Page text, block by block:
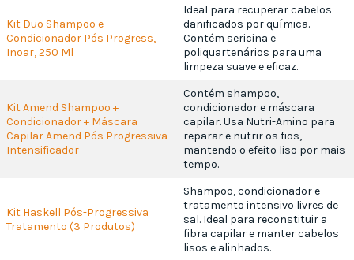
Kit Duo Shampoo e
Condicionador Pós Progress,
Inoar, 250 Ml
Ideal para recuperar cabelos
danificados por química.
Contém sericina e
poliquartenários para uma
limpeza suave e eficaz.
Kit Amend Shampoo +
Condicionador + Máscara
Capilar Amend Pós Progressiva
Intensificador
Contém shampoo,
condicionador e máscara
capilar. Usa Nutri-Amino para
reparar e nutrir os fios,
mantendo o efeito liso por mais
tempo.
Kit Haskell Pós-Progressiva
Tratamento (3 Produtos)
Shampoo, condicionador e
tratamento intensivo livres de
sal. Ideal para reconstituir a
fibra capilar e manter cabelos
lisos e alinhados.